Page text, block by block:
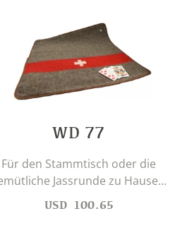
WD 77
Für den Stammtisch oder die
Jassrunde zu Hause...
USD 100.65